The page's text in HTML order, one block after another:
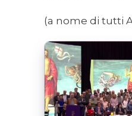
(a nome di tutti